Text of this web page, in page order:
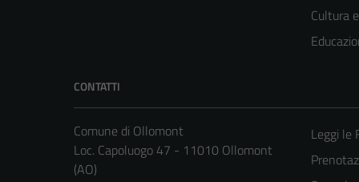
Cultura
CONTATTI
Comune di Ollomont
Loc. Capoluogo 47 - 11010 Ollomont
(AO)
Leggi le